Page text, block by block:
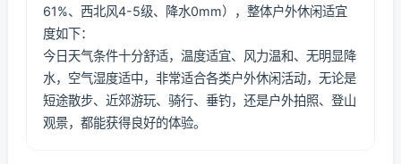
61%、西北风4-5级、降水0mm），整体户外休闲适宜
度如下：
今日天气条件十分舒适，温度适宜、风力温和、无明显降
水，空气湿度适中，非常适合各类户外休闲活动，无论是
短途散步、近郊游玩、骑行、垂钓，还是户外拍照、登山
观景，都能获得良好的体验。